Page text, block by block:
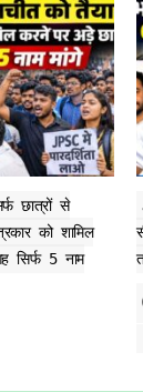
छात्रों से
को शामिल
5 नाम